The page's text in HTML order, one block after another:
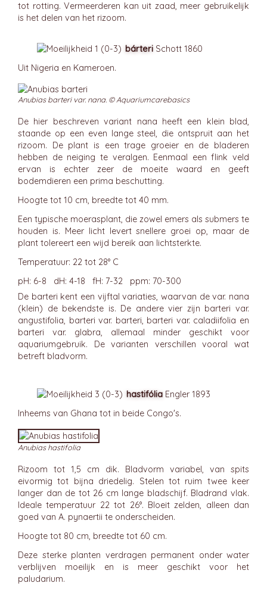
tot rotting. Vermeerderen kan uit zaad, meer gebruikelijk
is het delen van het rizoom.
bárteri Schott 1860
Uit Nigeria en Kameroen.
Anubias barteri var. nana. © Aquariumcarebasics
De hier beschreven variant nana heeft een klein blad,
staande op een even lange steel, die ontspruit aan het
rizoom. De plant is een trage groeier en de bladeren
hebben de neiging te veralgen. Eenmaal een flink veld
ervan is echter zeer de moeite waard en geeft
bodemdieren een prima beschutting.
Hoogte tot 10 cm, breedte tot 40 mm.
Een typische moerasplant, die zowel emers als submers te
houden is. Meer licht levert snellere groei op, maar de
plant tolereert een wijd bereik aan lichtsterkte.
Temperatuur: 22 tot 28° C
pH: 6-8 dH: 4-18 fH: 7-32 ppm: 70-300
De barteri kent een vijftal variaties, waarvan de var. nana
(klein) de bekendste is. De andere vier zijn barteri var.
angustifolia, barteri var. barteri, barteri var. caladiifolia en
barteri var. glabra, allemaal minder geschikt voor
aquariumgebruik. De varianten verschillen vooral wat
betreft bladvorm.
hastifólia Engler 1893
Inheems van Ghana tot in beide Congo's.
Anubias hastifolia
Rizoom tot 1,5 cm dik. Bladvorm variabel, van spits
eivormig tot bijna driedelig. Stelen tot ruim twee keer
langer dan de tot 26 cm lange bladschijf. Bladrand vlak.
Ideale temperatuur 22 tot 26°. Bloeit zelden, alleen dan
goed van A. pynaertii te onderscheiden.
Hoogte tot 80 cm, breedte tot 60 cm.
Deze sterke planten verdragen permanent onder water
verblijven moeilijk en is meer geschikt voor het
paludarium.